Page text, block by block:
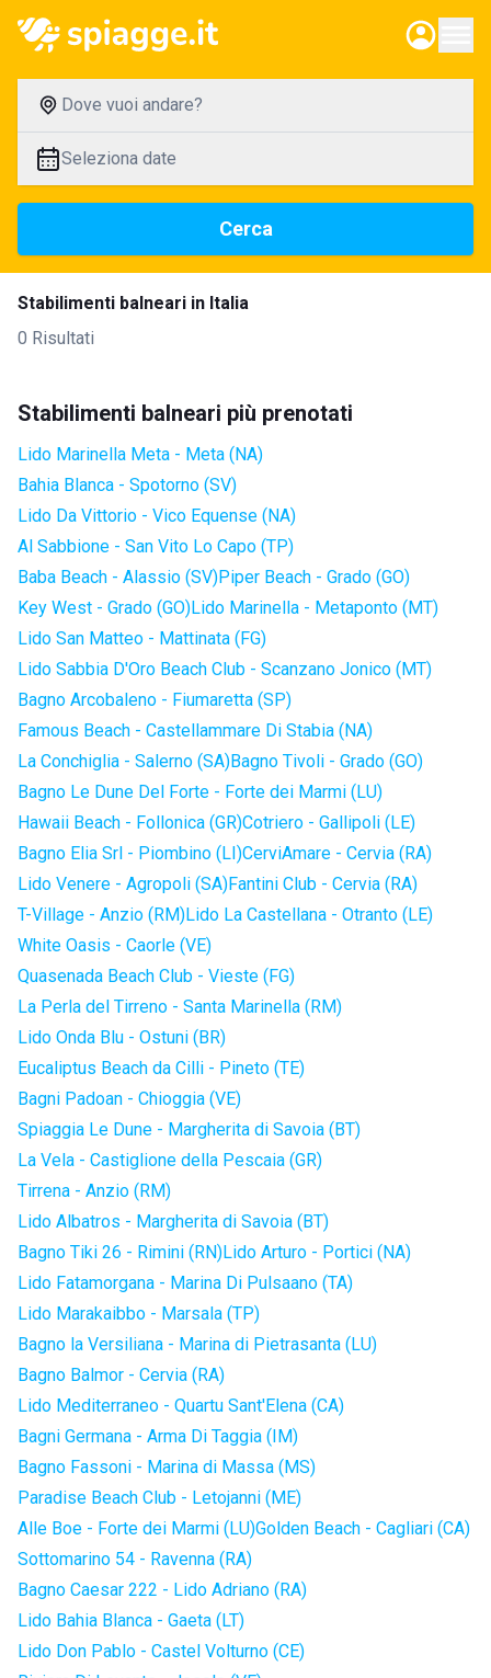
Dove vuoi andare?
Seleziona date
Cerca
Stabilimenti balneari in Italia
0 Risultati
Stabilimenti balneari più prenotati
Lido Marinella Meta - Meta (NA)
Bahia Blanca - Spotorno (SV)
Lido Da Vittorio - Vico Equense (NA)
Al Sabbione - San Vito Lo Capo (TP)
Baba Beach - Alassio (SV)Piper Beach - Grado (GO)
Key West - Grado (GO)Lido Marinella - Metaponto (MT)
Lido San Matteo - Mattinata (FG)
Lido Sabbia D'Oro Beach Club - Scanzano Jonico (MT)
Bagno Arcobaleno - Fiumaretta (SP)
Famous Beach - Castellammare Di Stabia (NA)
La Conchiglia - Salerno (SA)Bagno Tivoli - Grado (GO)
Bagno Le Dune Del Forte - Forte dei Marmi (LU)
Hawaii Beach - Follonica (GR)Cotriero - Gallipoli (LE)
Bagno Elia Srl - Piombino (LI)CerviAmare - Cervia (RA)
Lido Venere - Agropoli (SA)Fantini Club - Cervia (RA)
T-Village - Anzio (RM)Lido La Castellana - Otranto (LE)
White Oasis - Caorle (VE)
Quasenada Beach Club - Vieste (FG)
La Perla del Tirreno - Santa Marinella (RM)
Lido Onda Blu - Ostuni (BR)
Eucaliptus Beach da Cilli - Pineto (TE)
Bagni Padoan - Chioggia (VE)
Spiaggia Le Dune - Margherita di Savoia (BT)
La Vela - Castiglione della Pescaia (GR)
Tirrena - Anzio (RM)
Lido Albatros - Margherita di Savoia (BT)
Bagno Tiki 26 - Rimini (RN)Lido Arturo - Portici (NA)
Lido Fatamorgana - Marina Di Pulsaano (TA)
Lido Marakaibbo - Marsala (TP)
Bagno la Versiliana - Marina di Pietrasanta (LU)
Bagno Balmor - Cervia (RA)
Lido Mediterraneo - Quartu Sant'Elena (CA)
Bagni Germana - Arma Di Taggia (IM)
Bagno Fassoni - Marina di Massa (MS)
Paradise Beach Club - Letojanni (ME)
Alle Boe - Forte dei Marmi (LU)Golden Beach - Cagliari (CA)
Sottomarino 54 - Ravenna (RA)
Bagno Caesar 222 - Lido Adriano (RA)
Lido Bahia Blanca - Gaeta (LT)
Lido Don Pablo - Castel Volturno (CE)